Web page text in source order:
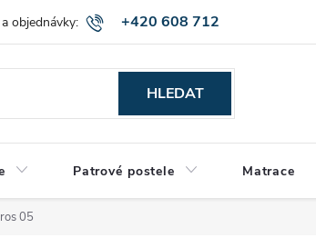
+420 608 712
515
podmínky Montáž a výnos zboží
HLEDAT
Patrové postele Matrace
05